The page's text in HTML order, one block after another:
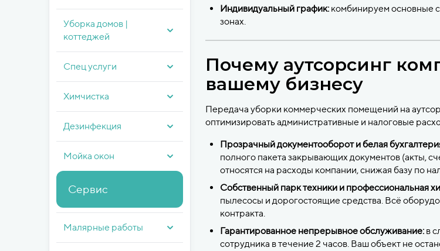
Уборка домов |
коттеджей
Спец услуги
Химчистка
Дезинфекция
Мойка окон
Сервис
Малярные работы
Индивидуальный график: комбинируем основные
зонах.
Почему аутсорсинг
вашему бизнесу
Передача уборки коммерческих помещений на
оптимизировать административные и налоговые
Прозрачный документооборот и белая
полного пакета закрывающих документов (акты,
относятся на расходы компании, снижая базу по
Собственный парк техники и профессиональная
пылесосы и дорогостоящие средства. Всё
контракта.
Гарантированное непрерывное обслуживание: в
сотрудника в течение 2 часов. Ваш объект не